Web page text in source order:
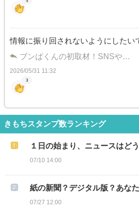
情報に振り回されないようにしたい
ブンぱくんの初取材！SNSや…
2026/05/31 11:32
3
きもちスタンプ数ランキング
１日の始まり、ニュースはど
07/10 14:00
紙の新聞？デジタル版？あな
07/27 12:00